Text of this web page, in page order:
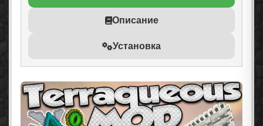
Описание
Установка